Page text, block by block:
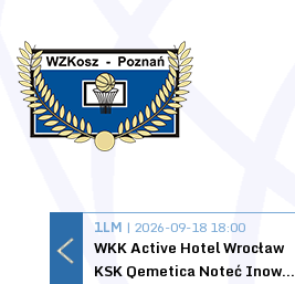
1LM | 2026-09-18 18:00
WKK Active Hotel Wrocław
KSK Qemetica Noteć Inowrocław